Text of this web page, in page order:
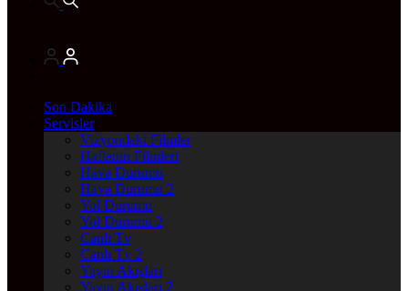
Son Dakika
Servisler
Vizyondaki Filmler
Haftanin Filmleri
Hava Durumu
Hava Durumu 2
Yol Durumu
Yol Durumu 2
Canlı Tv
Canlı Tv 2
Yayın Akışları
Yayın Akışları 2